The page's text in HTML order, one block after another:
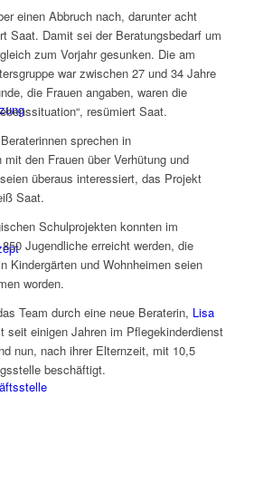
einen Abbruch nach, darunter acht
Saat. Damit sei der Beratungsbedarf um
zum Vorjahr gesunken. Die am
war zwischen 27 und 34 Jahre
die Frauen angaben, waren die
resümiert Saat.
sprechen in
den Frauen über Verhütung und
überaus interessiert, das Projekt
Saat.
Schulprojekten konnten im
Jugendliche erreicht werden, die
Kindergärten und Wohnheimen seien
worden.
Team durch eine neue Beraterin, Lisa
seit einigen Jahren im Pflegekinderdienst
nun, nach ihrer Elternzeit, mit 10,5
beschäftigt.